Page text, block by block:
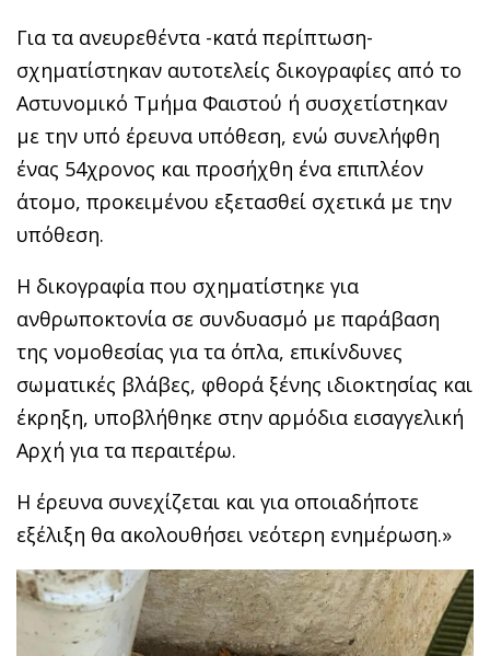
Για τα ανευρεθέντα -κατά περίπτωση-
σχηματίστηκαν αυτοτελείς δικογραφίες από το
Αστυνομικό Τμήμα Φαιστού ή συσχετίστηκαν
με την υπό έρευνα υπόθεση, ενώ συνελήφθη
ένας 54χρονος και προσήχθη ένα επιπλέον
άτομο, προκειμένου εξετασθεί σχετικά με την
υπόθεση.
Η δικογραφία που σχηματίστηκε για
ανθρωποκτονία σε συνδυασμό με παράβαση
της νομοθεσίας για τα όπλα, επικίνδυνες
σωματικές βλάβες, φθορά ξένης ιδιοκτησίας και
έκρηξη, υποβλήθηκε στην αρμόδια εισαγγελική
Αρχή για τα περαιτέρω.
Η έρευνα συνεχίζεται και για οποιαδήποτε
εξέλιξη θα ακολουθήσει νεότερη ενημέρωση.»